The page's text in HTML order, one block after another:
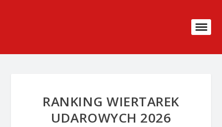
RANKING WIERTAREK
UDAROWYCH 2026